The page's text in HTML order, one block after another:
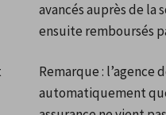
avancés auprès de la
ensuite remboursés
Remarque : l’agence
automatiquement